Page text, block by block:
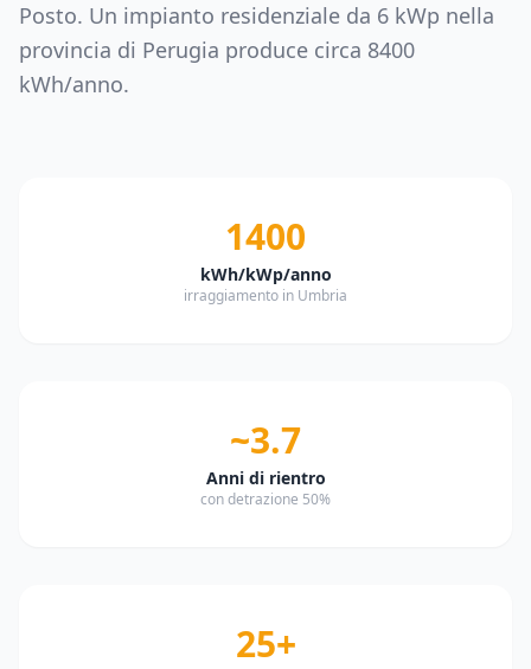
Posto. Un impianto residenziale da 6 kWp nella
provincia di Perugia produce circa 8400
kWh/anno.
1400
kWh/kWp/anno
irraggiamento in Umbria
~3.7
Anni di rientro
con detrazione 50%
25+